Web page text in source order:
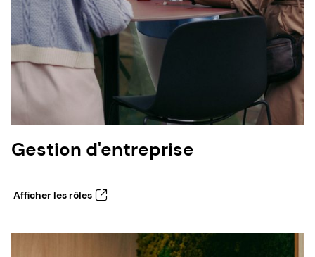
Gestion d'entreprise
Afficher les rôles